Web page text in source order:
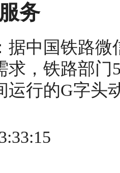
务
据中国铁路
求，铁路部门
运行的G字头